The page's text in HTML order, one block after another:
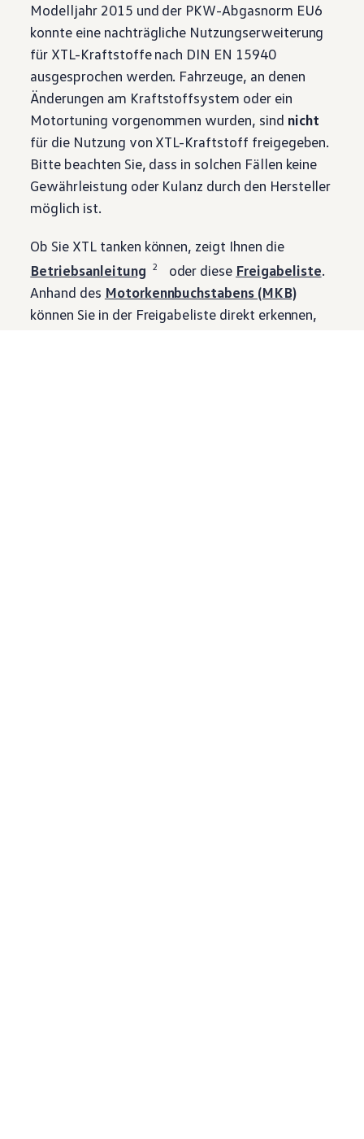
Modelljahr 2015 und der PKW-Abgasnorm EU6
konnte eine nachträgliche Nutzungserweiterung
für XTL-Kraftstoffe nach DIN EN 15940
ausgesprochen werden. Fahrzeuge, an denen
Änderungen am Kraftstoffsystem oder ein
Motortuning vorgenommen wurden, sind nicht
für die Nutzung von XTL-Kraftstoff freigegeben.
Bitte beachten Sie, dass in solchen Fällen keine
Gewährleistung oder Kulanz durch den Hersteller
möglich ist.
Ob Sie XTL tanken können, zeigt Ihnen die
Betriebsanleitung
2 oder diese Freigabeliste.
Anhand des Motorkennbuchstabens (MKB)
können Sie in der Freigabeliste direkt erkennen,